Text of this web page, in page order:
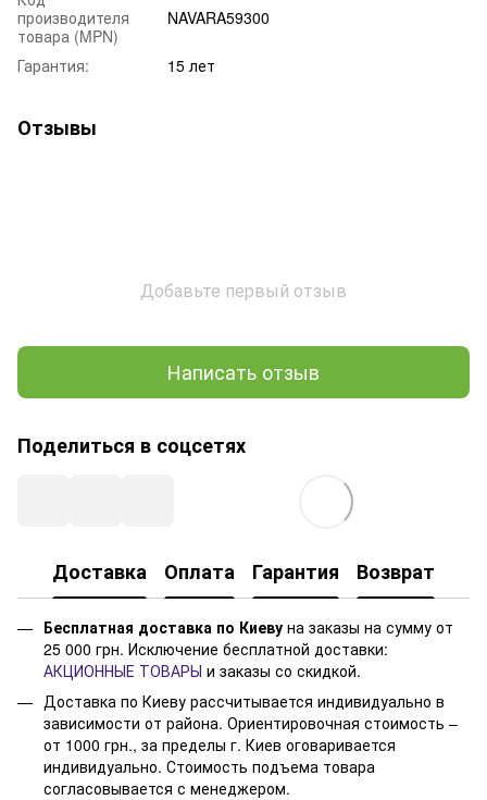
производителя
товара (MPN)
NAVARA59300
Гарантия: 15 лет
Отзывы
Добавьте первый отзыв
Написать отзыв
Поделиться в соцсетях
Доставка Оплата Гарантия Возврат
Бесплатная доставка по Киеву на заказы на сумму от
25 000 грн. Исключение бесплатной доставки:
АКЦИОННЫЕ ТОВАРЫ и заказы со скидкой.
Доставка по Киеву рассчитывается индивидуально в
зависимости от района. Ориентировочная стоимость –
от 1000 грн., за пределы г. Киев оговаривается
индивидуально. Стоимость подъема товара
согласовывается с менеджером.